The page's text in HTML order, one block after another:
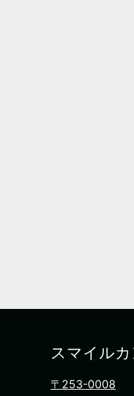
スマイル
〒253-0008